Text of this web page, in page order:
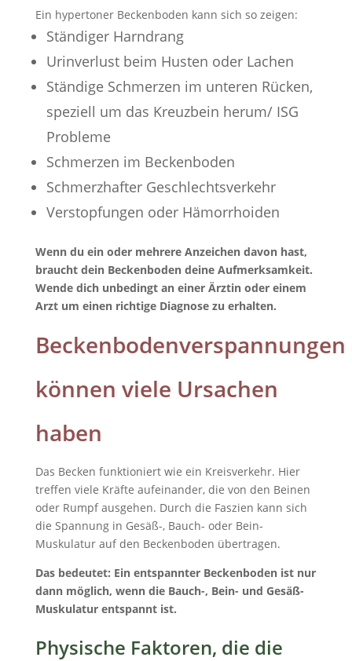
Ein hypertoner Beckenboden kann sich so zeigen:
Ständiger Harndrang
Urinverlust beim Husten oder Lachen
Ständige Schmerzen im unteren Rücken,
speziell um das Kreuzbein herum/ ISG
Probleme
Schmerzen im Beckenboden
Schmerzhafter Geschlechtsverkehr
Verstopfungen oder Hämorrhoiden
Wenn du ein oder mehrere Anzeichen davon hast,
braucht dein Beckenboden deine Aufmerksamkeit.
Wende dich unbedingt an einer Ärztin oder einem
Arzt um einen richtige Diagnose zu erhalten.
Beckenbodenverspannungen
können viele Ursachen
haben
Das Becken funktioniert wie ein Kreisverkehr. Hier
treffen viele Kräfte aufeinander, die von den Beinen
oder Rumpf ausgehen. Durch die Faszien kann sich
die Spannung in Gesäß-, Bauch- oder Bein-
Muskulatur auf den Beckenboden übertragen.
Das bedeutet: Ein entspannter Beckenboden ist nur
dann möglich, wenn die Bauch-, Bein- und Gesäß-
Muskulatur entspannt ist.
Physische Faktoren, die die